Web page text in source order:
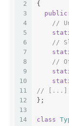
2
3
4
5
6
7
8
9
10
11
12
13
14
{
public
//
//
//
// [...]
};
class